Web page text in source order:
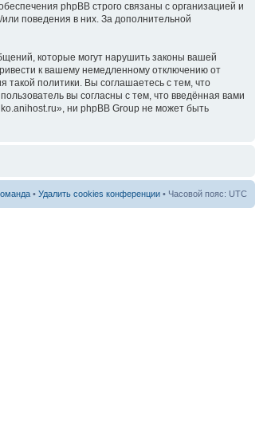
phpBB строго связаны с организацией и
поведения в них. За дополнительной
которые могут нарушить законы вашей
к вашему немедленному отключению от
политики. Вы соглашаетесь с тем, что
вы согласны с тем, что введённая вами
ни phpBB Group не может быть
• Удалить cookies конференции • Часовой пояс: UTC